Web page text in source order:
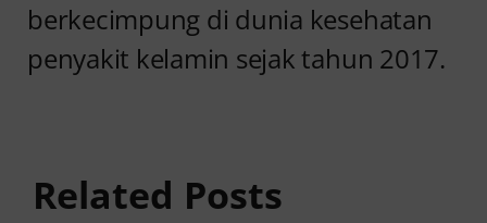
berkecimpung di dunia kesehatan
penyakit kelamin sejak tahun 2017.
Related Posts
Anyang
Darah: